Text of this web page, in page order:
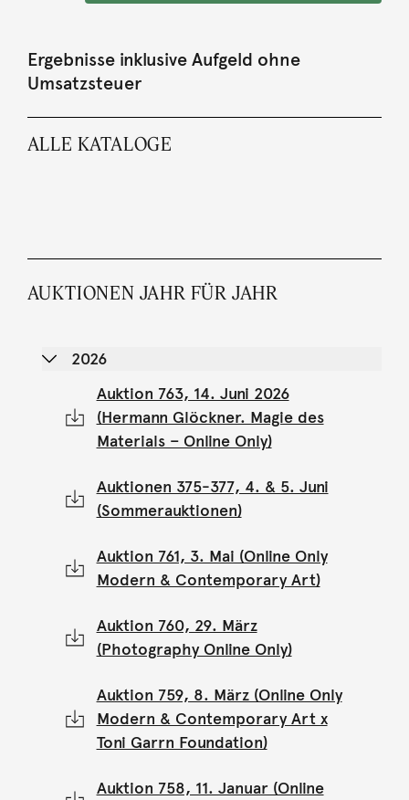
Ergebnisse inklusive Aufgeld ohne
Umsatzsteuer
ALLE KATALOGE
AUKTIONEN JAHR FÜR JAHR
2026
Auktion 763, 14. Juni 2026
(Hermann Glöckner. Magie des
Materials – Online Only)
Auktionen 375-377, 4. & 5. Juni
(Sommerauktionen)
Auktion 761, 3. Mai (Online Only
Modern & Contemporary Art)
Auktion 760, 29. März
(Photography Online Only)
Auktion 759, 8. März (Online Only
Modern & Contemporary Art x
Toni Garrn Foundation)
Auktion 758, 11. Januar (Online